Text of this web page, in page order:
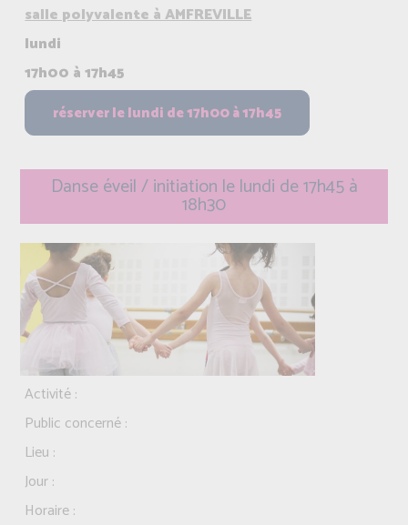
salle polyvalente à AMFREVILLE
lundi
17h00 à 17h45
Danse éveil / initiation le lundi de 17h45 à
18h30
Activité :
Public concerné :
Lieu :
Jour :
Horaire :